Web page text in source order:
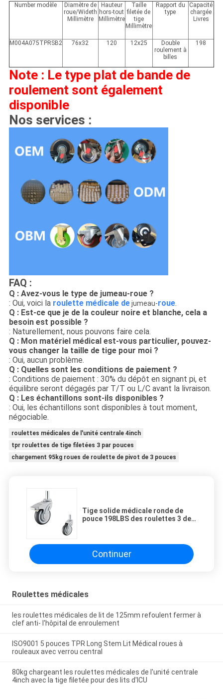
Number modèle
Diamètre de
roue/Wideth
Millimètre
Hauteur
hors-tout
Millimètre
Taille
filetée de
tige
Millimètre
Rapport du
type
Capacité
chargée
Livres
M004A075TPRSB2 76x32 120 12x25
Double
roulement à
billes
198
Note : Le type plat de bande de
roulement sont également
disponible
Nos services :
FAQ :
Q : Avez-vous le type de jumeau-roue ?
: Oui, voici la roulette médicale dejumeau-roue.
Q : Est-ce que je de la couleur noire et blanche, cela a
besoin est possible ?
: Naturellement, nous pouvons faire cela.
Q : Mon matériel médical est-vous particulier, pouvez-
vous changer la taille de tige pour moi ?
: Oui, aucun problème.
Q : Quelles sont les conditions de paiement ?
: Conditions de paiement : 30% du dépôt en signant pi, et
équilibre seront dégagés par T/T ou L/C avant la livraison.
Q : Les échantillons sont-ils disponibles ?
: Oui, les échantillons sont disponibles à tout moment,
négociable.
roulettes médicales de l'unité centrale 4inch
tpr roulettes de tige filetées 3 par pouces
chargement 95kg roues de roulette de pivot de 3 pouces
Tige solide médicale ronde de
pouce 198LBS des roulettes 3 de
Continuer
Roulettes médicales
les roulettes médicales de lit de 125mm refoulent fermer à
clef anti- l'hôpital de enroulement
ISO9001 5 pouces TPR Long Stem Lit Médical roues à
rouleaux avec verrou central
80kg chargeant les roulettes médicales de l'unité centrale
4inch avec la tige filetée pour des lits d'ICU